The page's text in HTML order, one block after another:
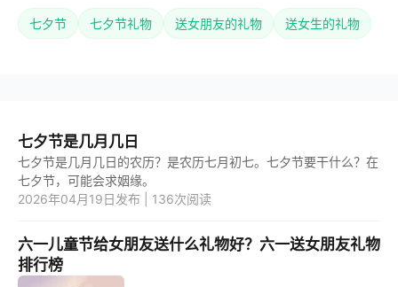
七夕节 七夕节礼物 送女朋友的礼物 送女生的礼物
七夕节是几月几日
七夕节是几月几日的农历？是农历七月初七。七夕节要干什么？在
七夕节，可能会求姻缘。
2026年04月19日发布 | 136次阅读
六一儿童节给女朋友送什么礼物好？六一送女朋友礼物
排行榜